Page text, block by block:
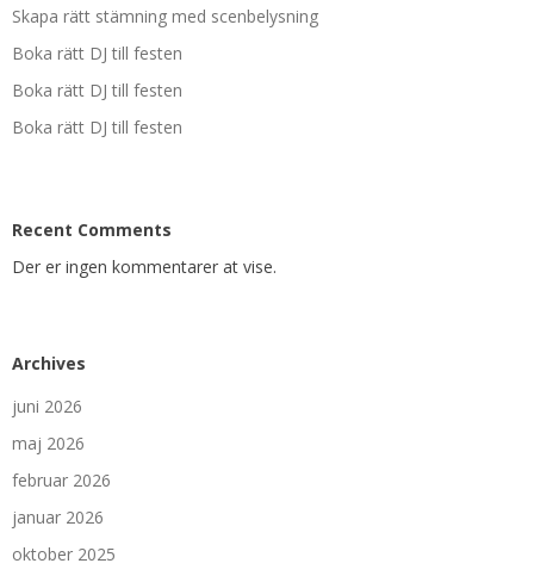
Skapa rätt stämning med scenbelysning
Boka rätt DJ till festen
Boka rätt DJ till festen
Boka rätt DJ till festen
Recent Comments
Der er ingen kommentarer at vise.
Archives
juni 2026
maj 2026
februar 2026
januar 2026
oktober 2025